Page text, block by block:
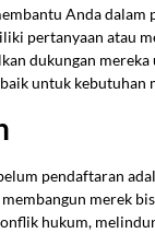
Anda dalam
pertanyaan atau
dukungan
untuk kebutuhan
pendaftaran
merek
hukum,